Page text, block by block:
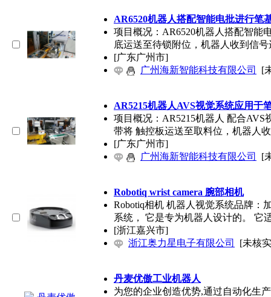
AR6520机器人搭配智能电批进行笔
项目概况：AR6520机器人搭配智能
底运送至待锁附位，机器人收到信号
[广东广州市]
广州海新智能科技有限公司
[
AR5215机器人AVS视觉系统应用于
项目概况：AR5215机器人 配合
带将 触控板运送至取料位，机器人
[广东广州市]
广州海新智能科技有限公司
[
Robotiq wrist camera 腕部相机
Robotiq相机 机器人视觉系统品牌：
系统， 它是专为机器人设计的。 它
[浙江嘉兴市]
浙江奥力星电子有限公司
[未核
丹麦优傲工业机器人
为您的企业创造优势,通过自动化生